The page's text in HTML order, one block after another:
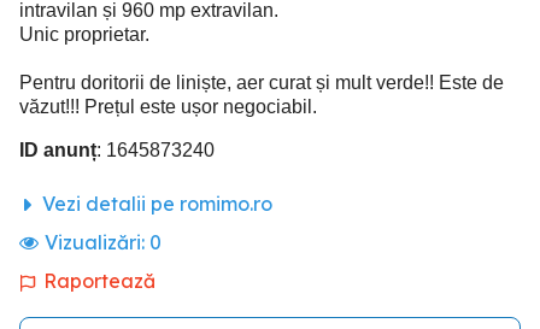
intravilan și 960 mp extravilan.
Unic proprietar.
Pentru doritorii de liniște, aer curat și mult verde!! Este de
văzut!!! Prețul este ușor negociabil.
ID anunț: 1645873240
Vezi detalii pe romimo.ro
Vizualizări: 0
Raportează